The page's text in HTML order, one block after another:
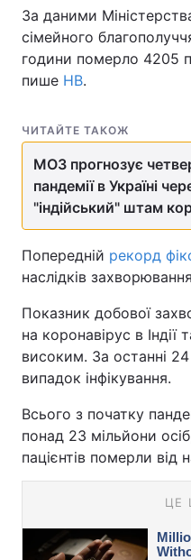
За даними
сімейного
години померло 4205
пише НВ.
ЧИТАЙТЕ ТАКОЖ
МОЗ прогнозує
пандемії в Україні
"індійський" штам
Попередній рекорд
наслідків
Показник добової
на коронавірус в
високим. За останні
випадок інфікування.
Всього з початку
понад 23 мільйони
пацієнтів померли від